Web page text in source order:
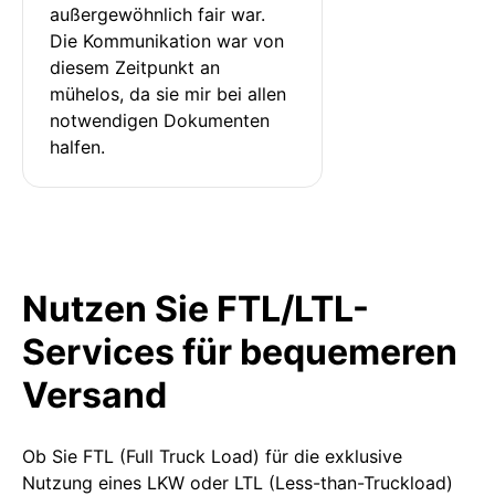
außergewöhnlich fair war.
Die Kommunikation war von
diesem Zeitpunkt an
mühelos, da sie mir bei allen
notwendigen Dokumenten
halfen.
Nutzen Sie FTL/LTL-
Services für bequemeren
Versand
Ob Sie FTL (Full Truck Load) für die exklusive
Nutzung eines LKW oder LTL (Less-than-Truckload)